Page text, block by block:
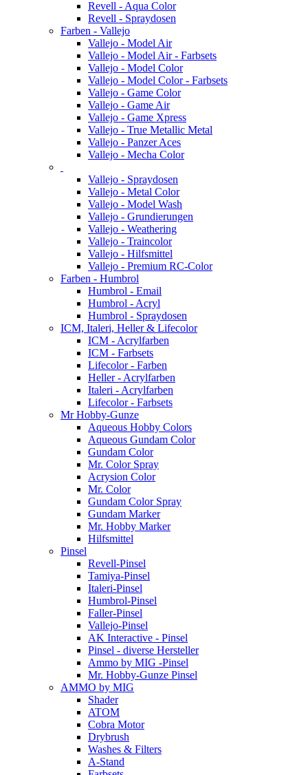
Revell - Aqua Color
Revell - Spraydosen
Farben - Vallejo
Vallejo - Model Air
Vallejo - Model Air - Farbsets
Vallejo - Model Color
Vallejo - Model Color - Farbsets
Vallejo - Game Color
Vallejo - Game Air
Vallejo - Game Xpress
Vallejo - True Metallic Metal
Vallejo - Panzer Aces
Vallejo - Mecha Color
Vallejo - Spraydosen
Vallejo - Metal Color
Vallejo - Model Wash
Vallejo - Grundierungen
Vallejo - Weathering
Vallejo - Traincolor
Vallejo - Hilfsmittel
Vallejo - Premium RC-Color
Farben - Humbrol
Humbrol - Email
Humbrol - Acryl
Humbrol - Spraydosen
ICM, Italeri, Heller & Lifecolor
ICM - Acrylfarben
ICM - Farbsets
Lifecolor - Farben
Heller - Acrylfarben
Italeri - Acrylfarben
Lifecolor - Farbsets
Mr Hobby-Gunze
Aqueous Hobby Colors
Aqueous Gundam Color
Gundam Color
Mr. Color Spray
Acrysion Color
Mr. Color
Gundam Color Spray
Gundam Marker
Mr. Hobby Marker
Hilfsmittel
Pinsel
Revell-Pinsel
Tamiya-Pinsel
Italeri-Pinsel
Humbrol-Pinsel
Faller-Pinsel
Vallejo-Pinsel
AK Interactive - Pinsel
Pinsel - diverse Hersteller
Ammo by MIG -Pinsel
Mr. Hobby-Gunze Pinsel
AMMO by MIG
Shader
ATOM
Cobra Motor
Drybrush
Washes & Filters
A-Stand